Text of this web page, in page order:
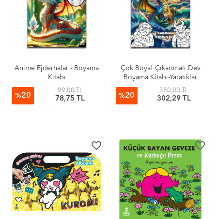
Anime Ejderhalar - Boyama
Kitabı
%20
99,00 TL
78,75 TL
Çok Boya! Çıkartmalı Dev
Boyama Kitabı-Yaratıklar
%20
380,00 TL
302,29 TL
favorite_border favorite_border